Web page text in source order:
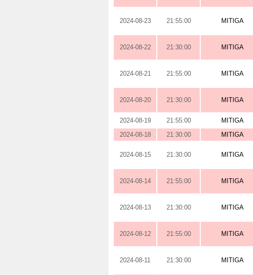
2024-08-23 21:55:00 MITIGA
2024-08-22 21:30:00 MITIGA
2024-08-21 21:55:00 MITIGA
2024-08-20 21:30:00 MITIGA
2024-08-19 21:55:00 MITIGA
2024-08-18
21:30:00 MITIGA
2024-08-15 21:30:00 MITIGA
2024-08-14 21:55:00 MITIGA
2024-08-13 21:30:00 MITIGA
2024-08-12 21:55:00 MITIGA
2024-08-11 21:30:00 MITIGA